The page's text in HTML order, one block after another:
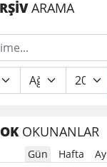
ARAMA
OKUNANLAR
Gün Hafta Ay